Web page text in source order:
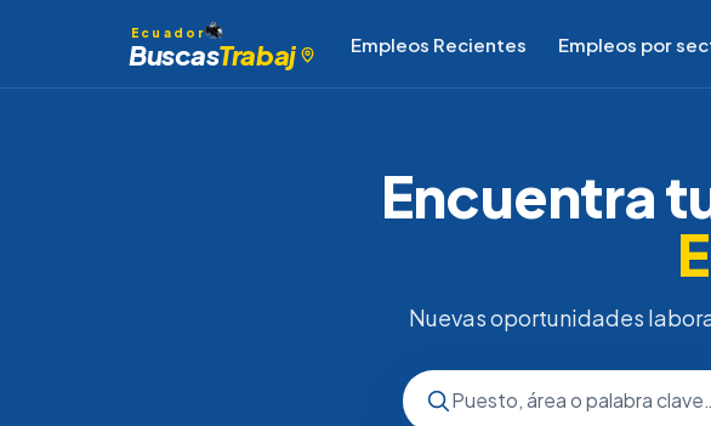
Ecuador
BuscasTrabaj Empleos Recientes Empleos por
Encuentra
Nuevas oportunidades